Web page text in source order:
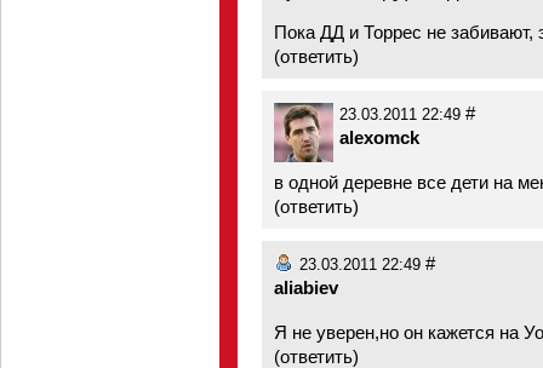
Пока ДД и Торрес не
(ответить)
23.03.2011 22:49 #
alexomck
в одной деревне все дети на
(ответить)
23.03.2011 22:49 #
aliabiev
Я не уверен,но он кажется на
(ответить)